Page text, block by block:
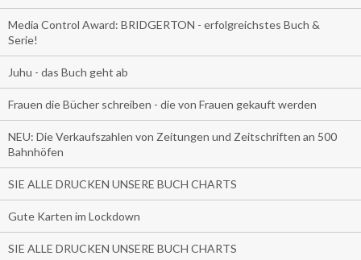
Media Control Award: BRIDGERTON - erfolgreichstes Buch &
Serie!
Juhu - das Buch geht ab
Frauen die Bücher schreiben - die von Frauen gekauft werden
NEU: Die Verkaufszahlen von Zeitungen und Zeitschriften an 500
Bahnhöfen
SIE ALLE DRUCKEN UNSERE BUCH CHARTS
Gute Karten im Lockdown
SIE ALLE DRUCKEN UNSERE BUCH CHARTS